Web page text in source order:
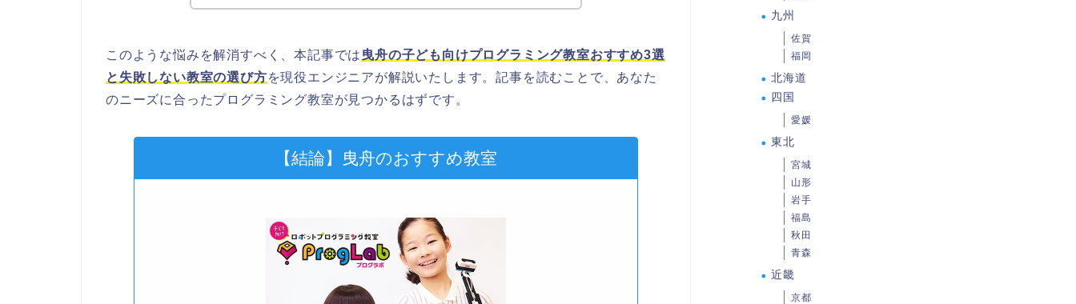
このような悩みを解消すべく、本記事では 曳舟の子ども向けプログラミング教室おすすめ3選
と失敗しない教室の選び方を現役エンジニアが解説いたします。記事を読むことで、あなた
のニーズに合ったプログラミング教室が見つかるはずです。
【結論】曳舟のおすすめ教室
九州
佐賀
福岡
北海道
四国
愛媛
東北
宮城
山形
岩手
福島
秋田
青森
近畿
京都